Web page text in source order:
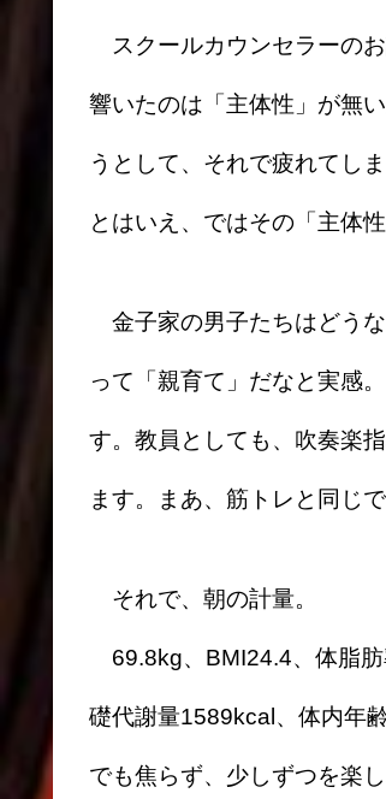
スクールカウンセラーの
響いたのは「主体性」が無
うとして、それで疲れてし
とはいえ、ではその「主体
金子家の男子たちはどう
って「親育て」だなと実感
す。教員としても、吹奏楽
ます。まあ、筋トレと同じ
それで、朝の計量。
69.8kg、BMI24.4、体脂肪
礎代謝量1589kcal、体内年
でも焦らず、少しずつを楽